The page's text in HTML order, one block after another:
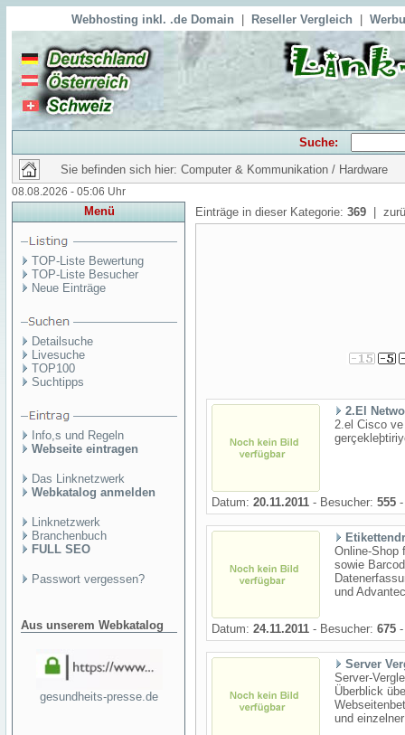
Webhosting inkl. .de Domain Reseller Vergleich
Suche:
Sie befinden sich hier: Computer & Kommunikation / Hardware
08.08.2026 - 05:06 Uhr
Menü
TOP-Liste Bewertung
TOP-Liste Besucher
Neue Einträge
Detailsuche
Livesuche
TOP100
Suchtipps
Info,s und Regeln
Webseite eintragen
Das Linknetzwerk
Webkatalog anmelden
Linknetzwerk
Branchenbuch
FULL SEO
Passwort vergessen?
Aus unserem Webkatalog
gesundheits-presse.de
Einträge in dieser Kategorie: 369 |
2.El
2.el Cisco
Datum: 20.11.2011 - Besucher: 555
Online-Shop
sowie
und
Datum: 24.11.2011 - Besucher: 675
Server
Server-
Überblick
und